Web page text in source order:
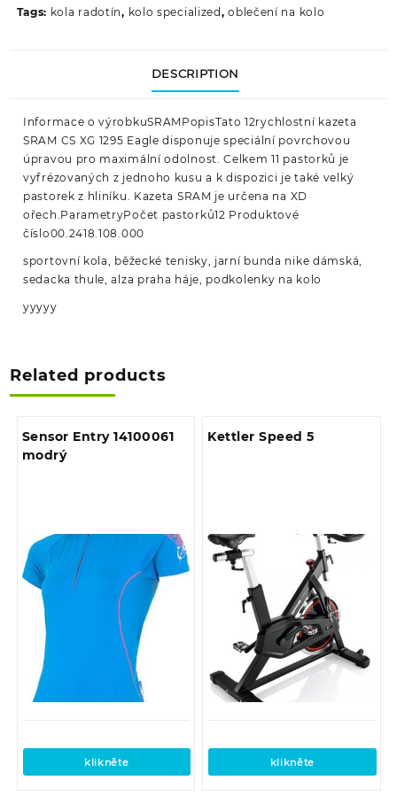
Tags: kola radotín, kolo specialized ,oblečení na kolo
DESCRIPTION
Informace o výrobkuSRAMPopisTato 12rychlostní kazeta
SRAM CS XG 1295 Eagle disponuje speciální povrchovou
úpravou pro maximální odolnost. Celkem 11 pastorků je
vyfrézovaných z jednoho kusu a k dispozici je také velký
pastorek z hliníku. Kazeta SRAM je určena na XD
ořech.ParametryPočet pastorků12 Produktové
číslo00.2418.108.000
sportovní kola, běžecké tenisky, jarní bunda nike dámská,
sedacka thule, alza praha háje, podkolenky na kolo
yyyyy
Related products
Sensor Entry 14100061
modrý
klikněte
Kettler Speed 5
klikněte